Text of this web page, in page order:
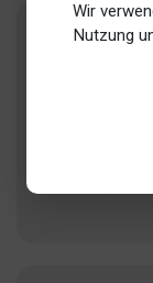
Wir
Nutzung